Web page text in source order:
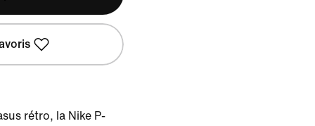
rétro, la Nike P-